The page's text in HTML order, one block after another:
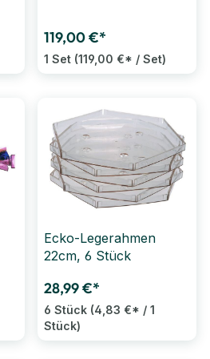
119,00 €*
1 Set (119,00 €* / Set)
Ecko-Legerahmen
22cm, 6 Stück
28,99 €*
6 Stück (4,83 €* / 1
Stück)